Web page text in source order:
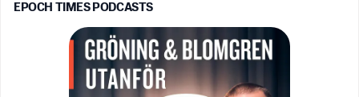
EPOCH TIMES PODCASTS